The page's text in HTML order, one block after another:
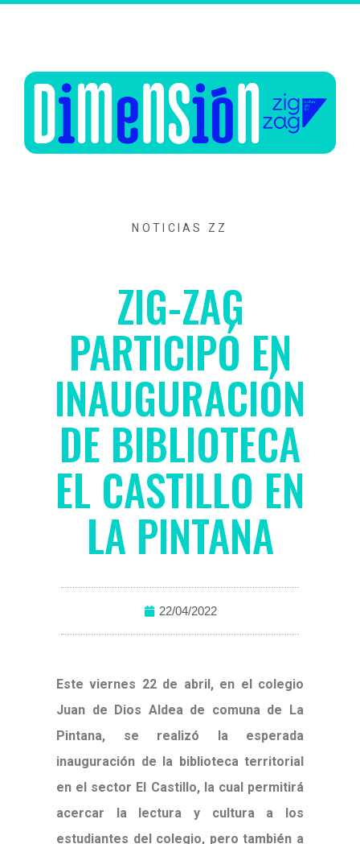
NOTICIAS ZZ
ZIG-ZAG
PARTICIPÓ EN
INAUGURACIÓN
DE BIBLIOTECA
EL CASTILLO EN
LA PINTANA
22/04/2022
Este viernes 22 de abril, en el colegio
Juan de Dios Aldea de comuna de La
Pintana, se realizó la esperada
inauguración de la biblioteca territorial
en el sector El Castillo, la cual permitirá
acercar la lectura y cultura a los
estudiantes del colegio, pero también a